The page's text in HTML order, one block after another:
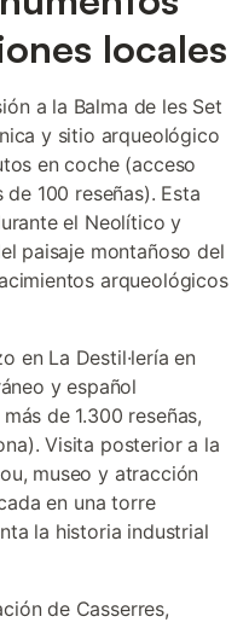
locales
a la Balma de les Set
y sitio arqueológico
en coche (acceso
100 reseñas). Esta
el Neolítico y
paisaje montañoso del
arqueológicos
en La Destil·lería en
y español
de 1.300 reseñas,
Visita posterior a la
museo y atracción
en una torre
la historia industrial
de Casserres,